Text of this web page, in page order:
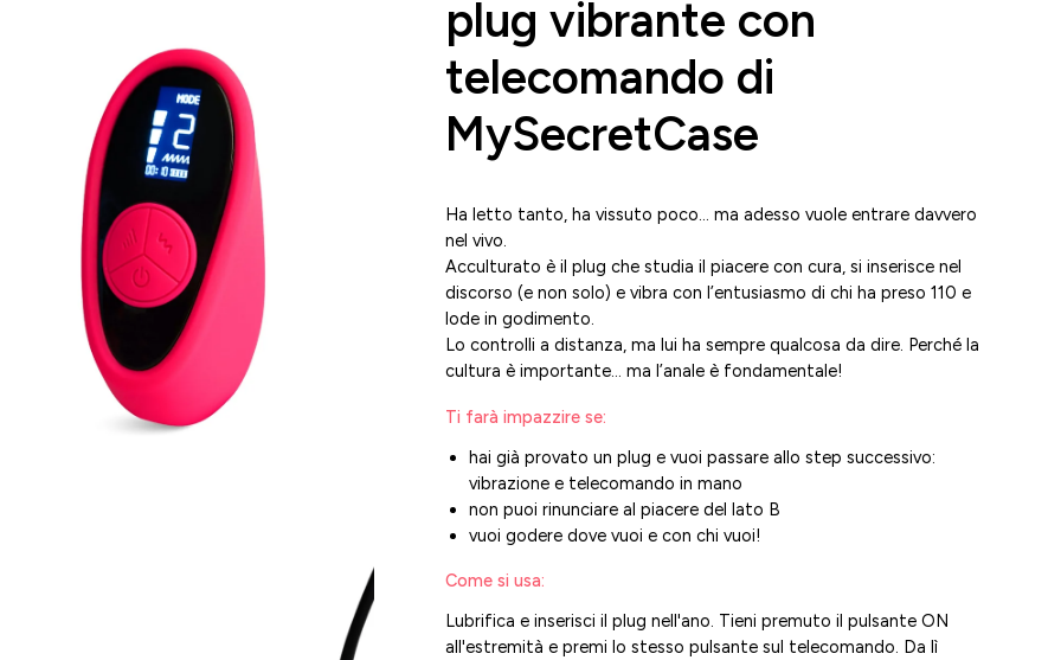
plug vibrante con
telecomando di
MySecretCase
Ha letto tanto, ha vissuto poco… ma adesso vuole entrare davvero
nel vivo.
Acculturato è il plug che studia il piacere con cura, si inserisce nel
discorso (e non solo) e vibra con l’entusiasmo di chi ha preso 110 e
lode in godimento.
Lo controlli a distanza, ma lui ha sempre qualcosa da dire. Perché la
cultura è importante… ma l’anale è fondamentale!
Ti farà impazzire se:
hai già provato un plug e vuoi passare allo step successivo:
vibrazione e telecomando in mano
non puoi rinunciare al piacere del lato B
vuoi godere dove vuoi e con chi vuoi!
Come si usa:
Lubrifica e inserisci il plug nell'ano. Tieni premuto il pulsante ON
all'estremità e premi lo stesso pulsante sul telecomando. Da lì